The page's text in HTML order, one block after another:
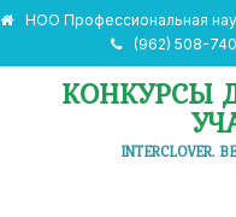
НОО Профессиональная
(962) 508-
КОНКУРСЫ
INTERCLOVER.